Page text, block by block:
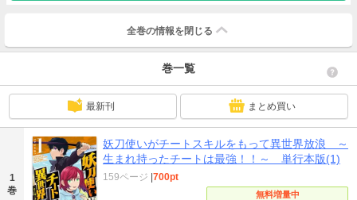
全巻の情報を 閉じる
巻一覧
最新刊 まとめ買い
1
巻
妖刀使いがチートスキルをもって異世界放浪 ～
生まれ持ったチートは最強！！～ 単行本版(1)
無料増量中
159ページ 700pt